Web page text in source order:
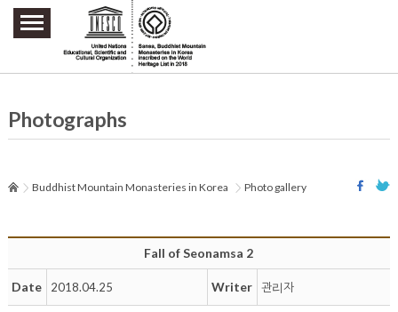
주요메뉴 바로가기
본문 바로가기
하단메뉴 바로가기
Photographs
Buddhist Mountain Monasteries in Korea Photo gallery
Fall of Seonamsa 2
Date 2018.04.25 Writer 관리자